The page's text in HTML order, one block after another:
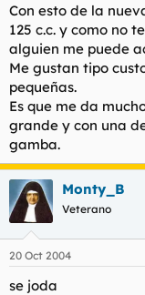
d
e
l
t
e
m
a
i
c
o
Con esto de la
125 c.c. y como no
alguien me puede
Me gustan tipo
pequeñas.
Es que me da
grande y con una
gamba.
Monty_B
Veterano
20 Oct 2004
se joda